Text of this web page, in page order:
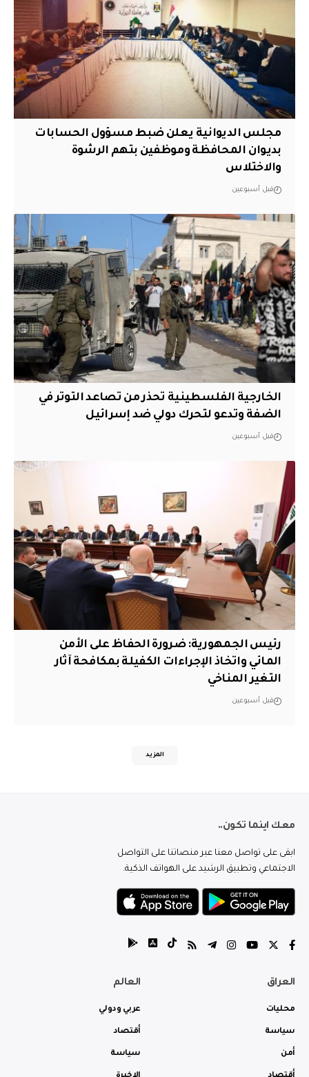
مجلس الديوانية يعلن ضبط مسؤول الحسابات
بديوان المحافظة وموظفين بتهم الرشوة
والاختلاس
قبل أسبوعين
الخارجية الفلسطينية تحذر من تصاعد التوتر في
الضفة وتدعو لتحرك دولي ضد إسرائيل
قبل أسبوعين
رئيس الجمهورية: ضرورة الحفاظ على الأمن
المائي واتخاذ الإجراءات الكفيلة بمكافحة آثار
التغير المناخي
قبل أسبوعين
المزيد
معك اينما تكون..
ابقى على تواصل معنا عبر منصاتنا على التواصل
الاجتماعي وتطبيق الرشيد على الهواتف الذكية.
العراق
محليات
سياسة
أمن
العالم
عربي ودولي
أقتصاد
سياسة